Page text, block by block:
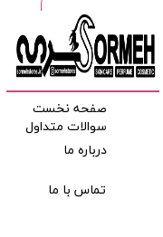
تماس با ما
سوالات متداول
درباره ما
صفحه نخست